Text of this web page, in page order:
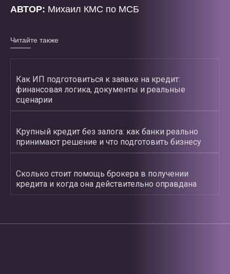
АВТОР: Михаил КМС по МСБ
Читайте также
Как ИП подготовиться к заявке на кредит:
финансовая логика, документы и реальные
сценарии
Крупный кредит без залога: как банки реально
принимают решение и что подготовить бизнесу
Сколько стоит помощь брокера в получении
кредита и когда она действительно оправдана